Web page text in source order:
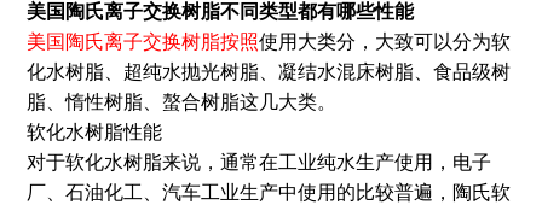
美国陶氏离子交换树脂不同类型都有哪些性能
美国陶氏离子交换树脂按照使用大类分，大致可以分为软
化水树脂、超纯水抛光树脂、凝结水混床树脂、食品级树
脂、惰性树脂、螯合树脂这几大类。
软化水树脂性能
对于软化水树脂来说，通常在工业纯水生产使用，电子
厂、石油化工、汽车工业生产中使用的比较普遍，陶氏软